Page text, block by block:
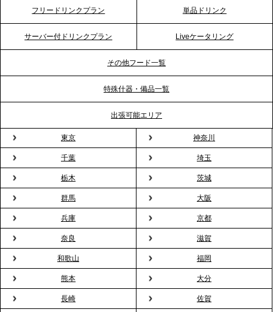
プレスリリースのご案内｜ケータリングのセカンド
テーブル、横浜事務所を新設。神奈川エリアのサー
ビス提供体制を強化し、質の高い「場づくり」をサ
TBS「Nスタ」で、2ndTable「1DISH」の花見オー
ドブルが紹介されました
2026.3.23
プレスリリースのご案内｜入社式の“そのまま懇親
会”が企業で広がる。 新入社員の交流を支える『オフ
ィスケータリング』という新しい活用法
2026.3.20
NHK「ニュースウオッチ9」で、2ndTable「室内花
見」が紹介されました
2026.3.16
フリードリンクプラン 単品ドリンク
サーバー付ドリンクプラン Liveケータリング
その他フード一覧
特殊什器・備品一覧
出張可能エリア
東京 神奈川
千葉 埼玉
栃木 茨城
群馬 大阪
兵庫 京都
奈良 滋賀
和歌山 福岡
熊本 大分
長崎 佐賀